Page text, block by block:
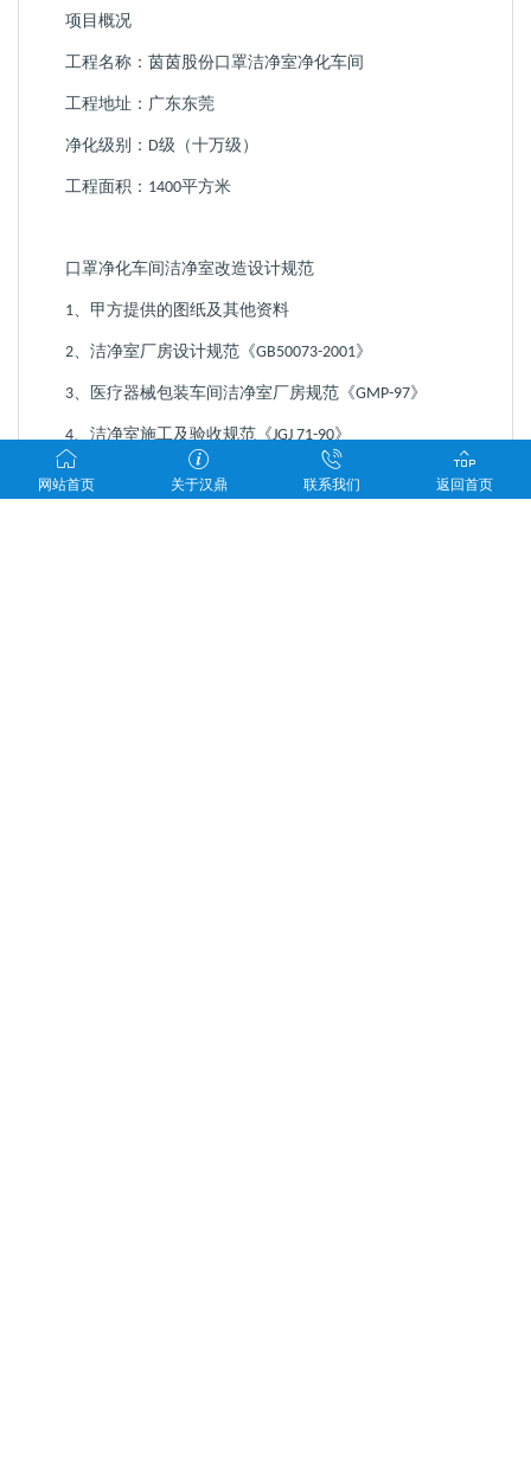
项目概况
工程名称： 茵茵股份口罩洁净室净化车间
工程地址：广东东莞
净化级别： D级（十万级）
工程面积： 1400平方米
口罩净化车间洁净室改造设计规范
1 甲方提供的图纸及其他资料
2 、洁净室厂房设计规范《GB50073-2001》
3 、医疗器械包装车间洁净室厂房规范《GMP-97》
4 、洁净室施工及验收规范《JGJ 71-90》
5、通风与空调工程施工及验收规范《GB 50243-2002》
网站首页 关于汉鼎 联系我们 返回首页